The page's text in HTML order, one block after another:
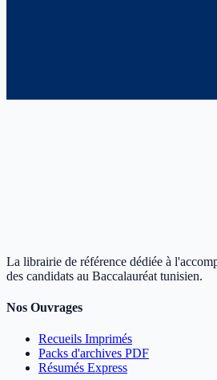
La librairie de référence dédiée à
des candidats au Baccalauréat tunisien.
Nos Ouvrages
Recueils Imprimés
Packs d'archives PDF
Résumés Express